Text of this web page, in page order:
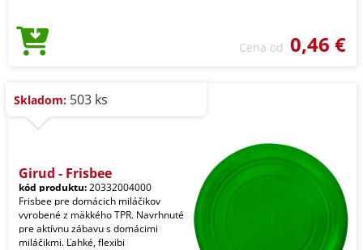
Cena od 0,46 €
Skladom: 503 ks
Girud - Frisbee
kód produktu:20332004000
Frisbee pre domácich miláčikov
vyrobené z mäkkého TPR. Navrhnuté
pre aktívnu zábavu s domácimi
miláčikmi. Ľahké, flexibi